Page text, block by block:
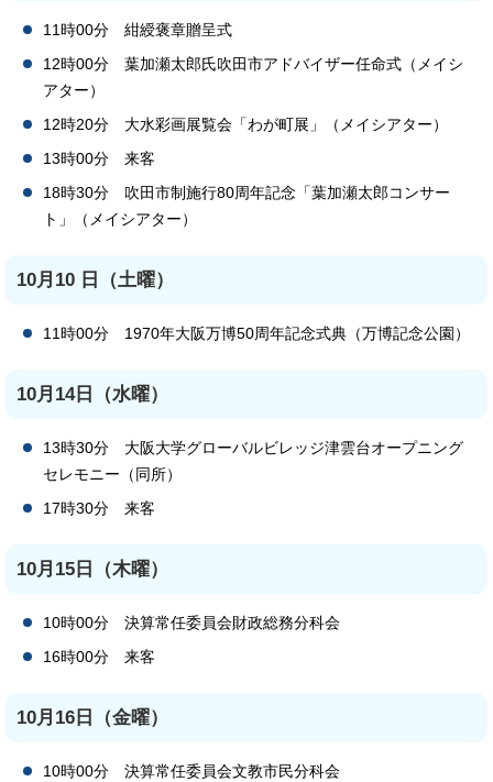
11時00分 紺綬褒章贈呈式
12時00分 葉加瀬太郎氏吹田市アドバイザー任命式（メイシ
アター）
12時20分 大水彩画展覧会「わが町展」（メイシアター）
13時00分 来客
18時30分 吹田市制施行80周年記念「葉加瀬太郎コンサー
ト」（メイシアター）
10月10 日（土曜）
11時00分 1970年大阪万博50周年記念式典（万博記念公園）
10月14日（水曜）
13時30分 大阪大学グローバルビレッジ津雲台オープニング
セレモニー（同所）
17時30分 来客
10月15日（木曜）
10時00分 決算常任委員会財政総務分科会
16時00分 来客
10月16日（金曜）
10時00分 決算常任委員会文教市民分科会